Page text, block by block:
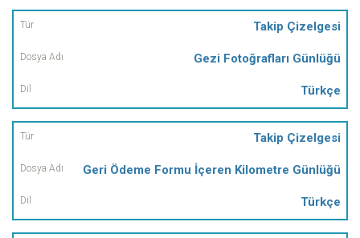
Takip Çizelgesi
Gezi Fotoğrafları Günlüğü
Türkçe
Takip Çizelgesi
Geri Ödeme Formu İçeren Kilometre Günlüğü
Türkçe